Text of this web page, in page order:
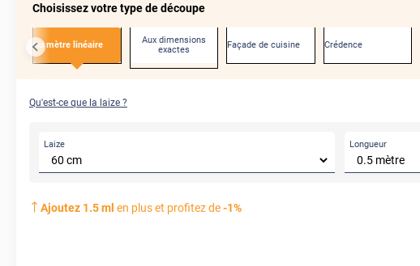
Choisissez votre type de découpe
Au mètre linéaire
Aux dimensions
exactes
Façade de cuisine Crédence
Qu'est-ce que la laize ?
Laize Longueur
Ajoutez 1.5ml en plus et profitez de-1%